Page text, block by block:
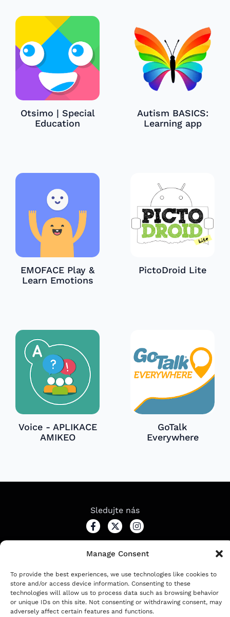
Manage Consent
To provide the best experiences, we use technologies like cookies to
store and/or access device information. Consenting to these
technologies will allow us to process data such as browsing behavior
or unique IDs on this site. Not consenting or withdrawing consent, may
adversely affect certain features and functions.
Otsimo | Special
Education
Autism BASICS:
Learning app
EMOFACE Play &
Learn Emotions
PictoDroid Lite
Voice - APLIKACE
AMIKEO
GoTalk
Everywhere
Sledujte nás
Čeština English(Angličtina)